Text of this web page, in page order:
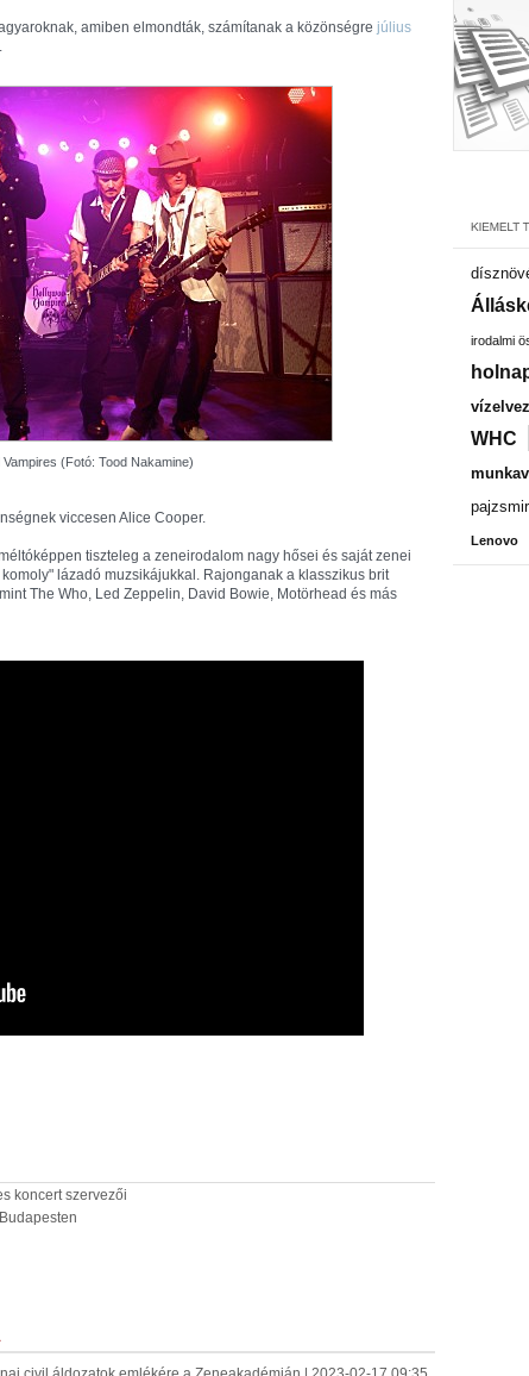
amiben elmondták, számítanak a közönségre július
.
Vampires (Fotó: Tood Nakamine)
viccesen Alice Cooper.
tiszteleg a zeneirodalom nagy hősei és saját zenei
lázadó muzsikájukkal. Rajonganak a klasszikus brit
The Who, Led Zeppelin, David Bowie, Motörhead és más
koncert szervezői
irodalmi
WHC |
Lenovo